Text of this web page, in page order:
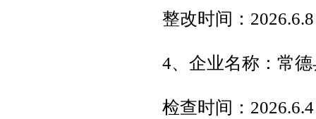
整改时间：2026.6.8
4、企业名称：常
检查时间：2026.6.4